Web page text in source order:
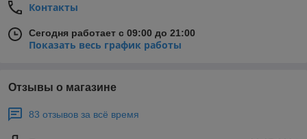
Контакты
Сегодня работает с 09:00 до 21:00
Показать весь график работы
Отзывы о магазине
83 отзывов за всё время